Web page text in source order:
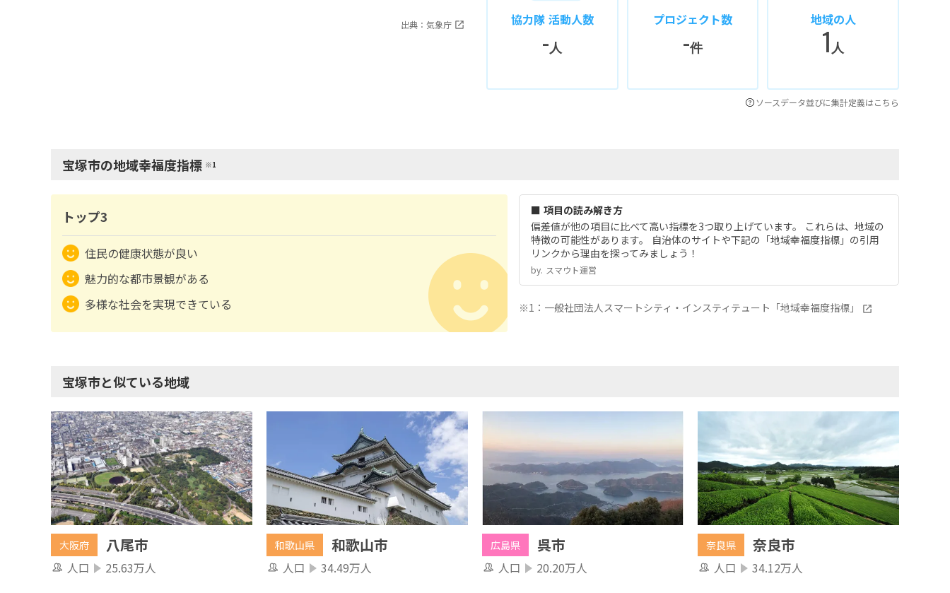
出典：気象庁 協力隊 活動人数
-人
プロジェクト数
-件
地域の人
1 人
ソースデータ並びに集計定義はこちら
宝塚市の地域幸福度指標 ※1
トップ3
住民の健康状態が良い
魅力的な都市景観がある
多様な社会を実現できている
■ 項目の読み解き方
偏差値が他の項目に比べて高い指標を3つ取り上げています。 これらは、地域の
特徴の可能性があります。 自治体のサイトや下記の「地域幸福度指標」の引用
リンクから理由を探ってみましょう！
by.︎ スマウト運営
※1：一般社団法人スマートシティ・インスティテュート「地域幸福度指標」
宝塚市と似ている地域
大阪府 八尾市
人口 25.63万人
和歌山県 和歌山市
人口 34.49万人
広島県 呉市
人口 20.20万人
奈良県 奈良市
人口 34.12万人